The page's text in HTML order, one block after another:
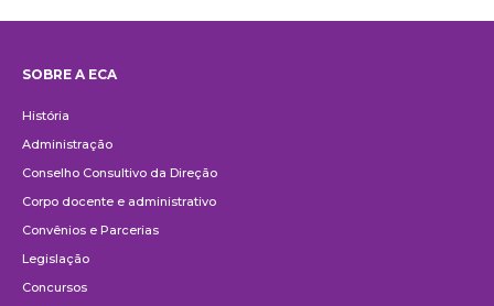
SOBRE A ECA
História
Administração
Conselho Consultivo da Direção
Corpo docente e administrativo
Convênios e Parcerias
Legislação
Concursos